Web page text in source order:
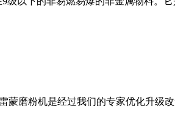
蒙磨粉机是经过我们的专家优化升级